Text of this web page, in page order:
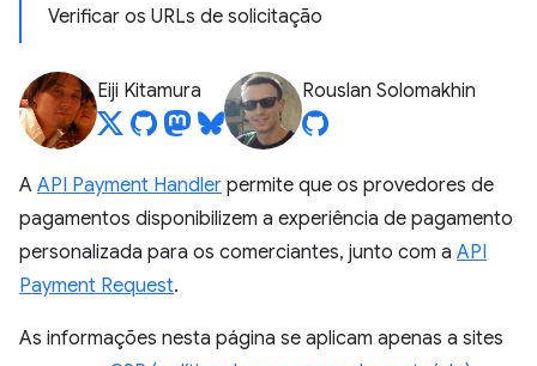
Verificar os URLs de solicitação
Eiji Kitamura Rouslan Solomakhin
A API Payment Handler permite que os provedores de
pagamentos disponibilizem a experiência de pagamento
personalizada para os comerciantes, junto com a API
Payment Request.
As informações nesta página se aplicam apenas a sites